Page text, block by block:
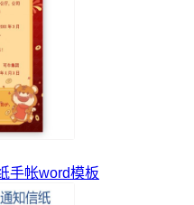
手帐word模板